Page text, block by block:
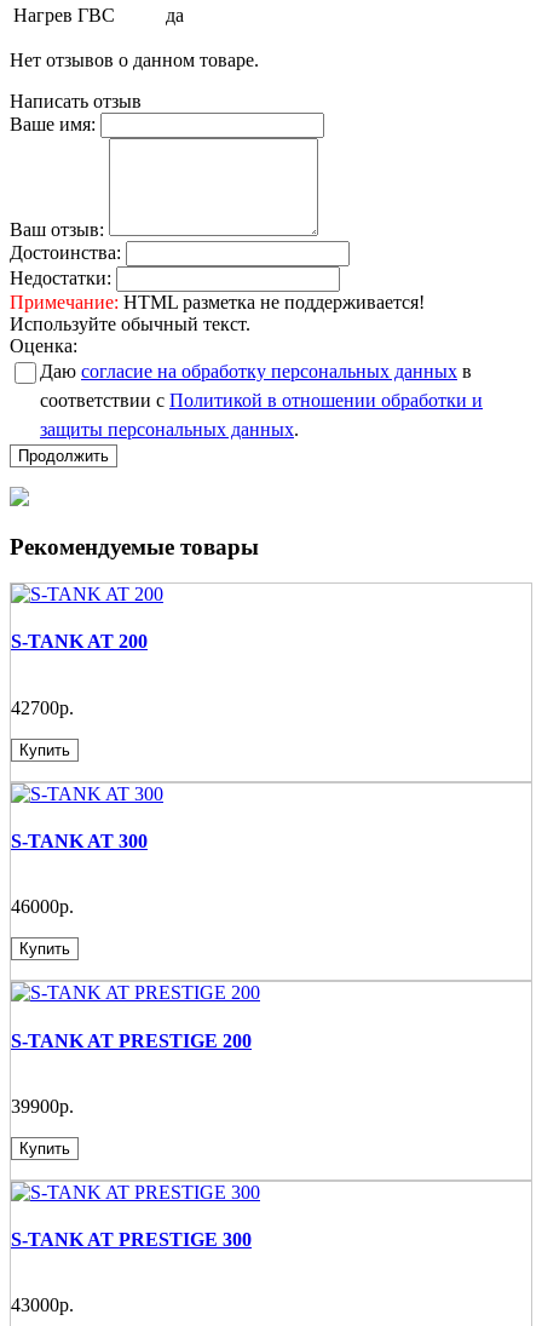
Нагрев ГВС
да
Нет отзывов о данном товаре.
Написать отзыв
Ваше имя:
Ваш отзыв:
Достоинства:
Недостатки:
Примечание: HTML разметка не поддерживается!
Используйте обычный текст.
Оценка:
Даю согласие на обработку персональных данных в
соответствии с Политикой в отношении обработки и
защиты персональных данных.
Продолжить
Рекомендуемые товары
S-TANK AT 200
42700р.
Купить
S-TANK AT 300
46000р.
Купить
S-TANK AT PRESTIGE 200
39900р.
Купить
S-TANK AT PRESTIGE 300
43000р.